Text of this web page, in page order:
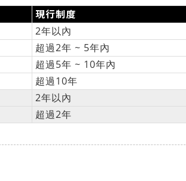
現行制度
2年以內
超過2年 ~ 5年內
超過5年 ~ 10年內
超過10年
2年以內
超過2年